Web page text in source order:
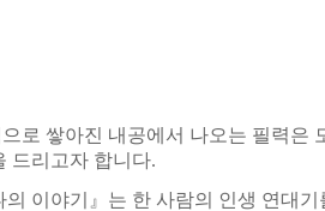
로 쌓아진 내공에서 나오는 필력은
드리고자 합니다.
의 이야기』는 한 사람의 인생 연대